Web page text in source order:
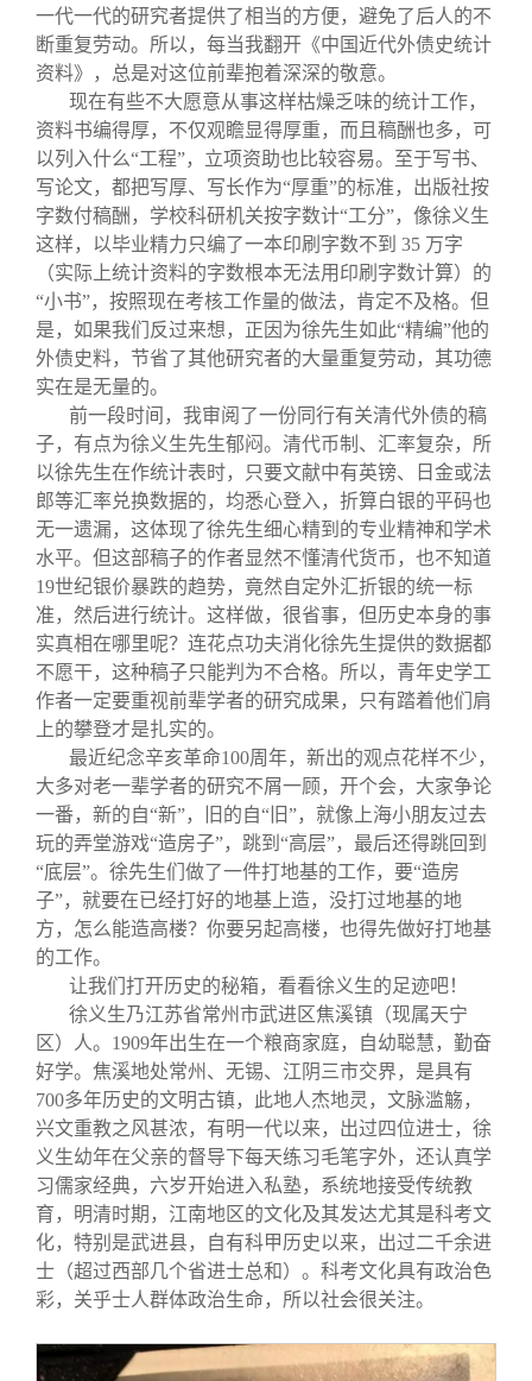
一代一代的研究者提供了相当的方便，避免了后人的不
断重复劳动。所以，每当我翻开《中国近代外债史统计
资料》，总是对这位前辈抱着深深的敬意。
现在有些不大愿意从事这样枯燥乏味的统计工作，
资料书编得厚，不仅观瞻显得厚重，而且稿酬也多，可
以列入什么“工程”，立项资助也比较容易。至于写书、
写论文，都把写厚、写长作为“厚重”的标准，出版社按
字数付稿酬，学校科研机关按字数计“工分”，像徐义生
这样，以毕业精力只编了一本印刷字数不到 35 万字
（实际上统计资料的字数根本无法用印刷字数计算）的
“小书”，按照现在考核工作量的做法，肯定不及格。但
是，如果我们反过来想，正因为徐先生如此“精编”他的
外债史料，节省了其他研究者的大量重复劳动，其功德
实在是无量的。
前一段时间，我审阅了一份同行有关清代外债的稿
子，有点为徐义生先生郁闷。清代币制、汇率复杂，所
以徐先生在作统计表时，只要文献中有英镑、日金或法
郎等汇率兑换数据的，均悉心登入，折算白银的平码也
无一遗漏，这体现了徐先生细心精到的专业精神和学术
水平。但这部稿子的作者显然不懂清代货币，也不知道
19世纪银价暴跌的趋势，竟然自定外汇折银的统一标
准，然后进行统计。这样做，很省事，但历史本身的事
实真相在哪里呢？连花点功夫消化徐先生提供的数据都
不愿干，这种稿子只能判为不合格。所以，青年史学工
作者一定要重视前辈学者的研究成果，只有踏着他们肩
上的攀登才是扎实的。
最近纪念辛亥革命100周年，新出的观点花样不少，
大多对老一辈学者的研究不屑一顾，开个会，大家争论
一番，新的自“新”，旧的自“旧”，就像上海小朋友过去
玩的弄堂游戏“造房子”，跳到“高层”，最后还得跳回到
“底层”。徐先生们做了一件打地基的工作，要“造房
子”，就要在已经打好的地基上造，没打过地基的地
方，怎么能造高楼？你要另起高楼，也得先做好打地基
的工作。
让我们打开历史的秘箱，看看徐义生的足迹吧！
徐义生乃江苏省常州市武进区焦溪镇（现属天宁
区）人。1909年出生在一个粮商家庭，自幼聪慧，勤奋
好学。焦溪地处常州、无锡、江阴三市交界，是具有
700多年历史的文明古镇，此地人杰地灵，文脉滥觞，
兴文重教之风甚浓，有明一代以来，出过四位进士，徐
义生幼年在父亲的督导下每天练习毛笔字外，还认真学
习儒家经典，六岁开始进入私塾，系统地接受传统教
育，明清时期，江南地区的文化及其发达尤其是科考文
化，特别是武进县，自有科甲历史以来，出过二千余进
士（超过西部几个省进士总和）。科考文化具有政治色
彩，关乎士人群体政治生命，所以社会很关注。